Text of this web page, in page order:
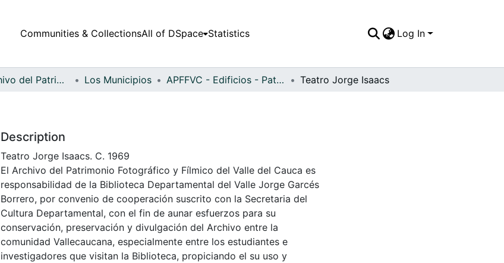
Communities & CollectionsAll of DSpace Statistics Log In
Fondo Archivo del Patrimonio Fotográfico y Fílmico del Valle del Cauca Los Municipios APFFVC - Edificios - Patrimonial Teatro Jorge Isaacs
Description
Teatro Jorge Isaacs. C. 1969
El Archivo del Patrimonio Fotográfico y Fílmico del Valle del Cauca es
responsabilidad de la Biblioteca Departamental del Valle Jorge Garcés
Borrero, por convenio de cooperación suscrito con la Secretaria del
Cultura Departamental, con el fin de aunar esfuerzos para su
conservación, preservación y divulgación del Archivo entre la
comunidad Vallecaucana, especialmente entre los estudiantes e
investigadores que visitan la Biblioteca, propiciando el su uso y